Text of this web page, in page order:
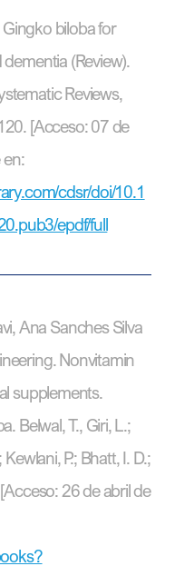
Gingko biloba for
(Review).
Reviews,
[Acceso: 07 de
cdsr/doi/10.1
epdf/full
Ana Sanches Silva
Nonvitamin
supplements.
Belwal, T., Giri, L.;
P.; Bhatt, I. D.;
26 de abril de